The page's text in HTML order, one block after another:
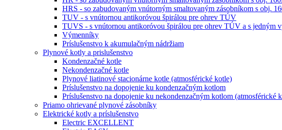
HRS - so zabudovaným vnútorným smaltovaným zásobníkom s obj.
TUV - s vnútornou antikoróvou špirálou pre ohrev TÚV
TUVS - s vnútornou antikoróvou špirálou pre ohrev TÚV a s jedným
Výmenníky
Príslušenstvo k akumulačným nádržiam
Plynové kotly a prislušenstvo
Kondenzačné kotle
Nekondenzačné kotle
Plynové liatinové stacionárne kotle (atmosférické kotle)
Príslušenstvo na dopojenie ku kondenzačným kotlom
Príslušenstvo na dopojenie ku nekondenzačným kotlom (atmosférické
Priamo ohrievané plynové zásobníky
Elektrické kotly a príslušenstvo
Electric EXCELLENT